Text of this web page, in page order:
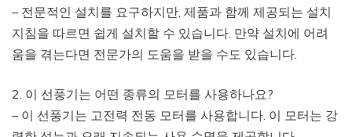
– 전문적인 설치를 요구하지만, 제품과 함께 제공되는 설치
지침을 따르면 쉽게 설치할 수 있습니다. 만약 설치에 어려
움을 겪는다면 전문가의 도움을 받을 수도 있습니다.
2. 이 선풍기는 어떤 종류의 모터를 사용하나요?
– 이 선풍기는 고전력 전동 모터를 사용합니다. 이 모터는 강